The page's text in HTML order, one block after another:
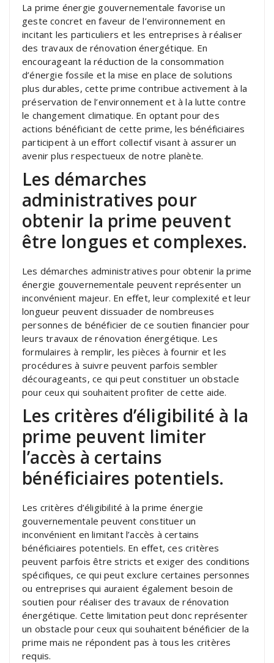
La prime énergie gouvernementale favorise un
geste concret en faveur de l’environnement en
incitant les particuliers et les entreprises à réaliser
des travaux de rénovation énergétique. En
encourageant la réduction de la consommation
d’énergie fossile et la mise en place de solutions
plus durables, cette prime contribue activement à la
préservation de l’environnement et à la lutte contre
le changement climatique. En optant pour des
actions bénéficiant de cette prime, les bénéficiaires
participent à un effort collectif visant à assurer un
avenir plus respectueux de notre planète.
Les démarches
administratives pour
obtenir la prime peuvent
être longues et complexes.
Les démarches administratives pour obtenir la prime
énergie gouvernementale peuvent représenter un
inconvénient majeur. En effet, leur complexité et leur
longueur peuvent dissuader de nombreuses
personnes de bénéficier de ce soutien financier pour
leurs travaux de rénovation énergétique. Les
formulaires à remplir, les pièces à fournir et les
procédures à suivre peuvent parfois sembler
décourageants, ce qui peut constituer un obstacle
pour ceux qui souhaitent profiter de cette aide.
Les critères d’éligibilité à la
prime peuvent limiter
l’accès à certains
bénéficiaires potentiels.
Les critères d’éligibilité à la prime énergie
gouvernementale peuvent constituer un
inconvénient en limitant l’accès à certains
bénéficiaires potentiels. En effet, ces critères
peuvent parfois être stricts et exiger des conditions
spécifiques, ce qui peut exclure certaines personnes
ou entreprises qui auraient également besoin de
soutien pour réaliser des travaux de rénovation
énergétique. Cette limitation peut donc représenter
un obstacle pour ceux qui souhaitent bénéficier de la
prime mais ne répondent pas à tous les critères
requis.